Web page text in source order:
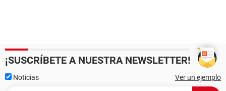
¡SUSCRÍBETE A NUESTRA NEWSLETTER!
Noticias Ver un ejemplo